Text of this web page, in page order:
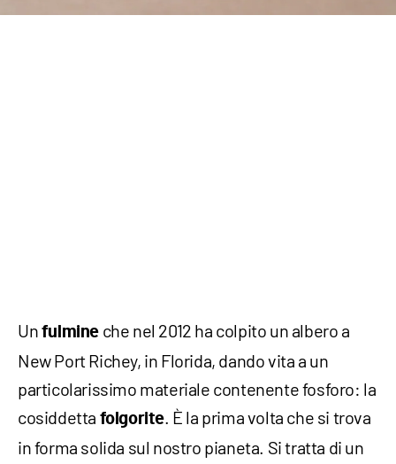
Un fulmine che nel 2012 ha colpito un albero a
New Port Richey, in Florida, dando vita a un
particolarissimo materiale contenente fosforo: la
cosiddetta folgorite. È la prima volta che si trova
in forma solida sul nostro pianeta. Si tratta di un